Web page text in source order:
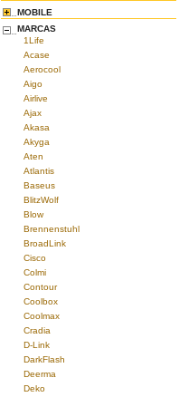
MOBILE
MARCAS
1Life
Acase
Aerocool
Aigo
Airlive
Ajax
Akasa
Akyga
Aten
Atlantis
Baseus
BlitzWolf
Blow
Brennenstuhl
BroadLink
Cisco
Colmi
Contour
Coolbox
Coolmax
Cradia
D-Link
DarkFlash
Deerma
Deko